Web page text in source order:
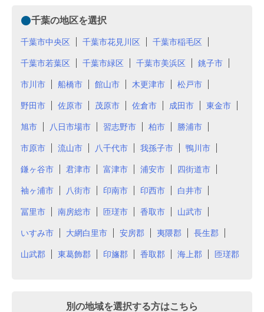
千葉の地区を選択
千葉市中央区 千葉市花見川区 千葉市稲毛区
千葉市若葉区 千葉市緑区 千葉市美浜区 銚子市
市川市 船橋市 館山市 木更津市 松戸市
野田市 佐原市 茂原市 佐倉市 成田市 東金市
旭市 八日市場市 習志野市 柏市 勝浦市
市原市 流山市 八千代市 我孫子市 鴨川市
鎌ヶ谷市 君津市 富津市 浦安市 四街道市
袖ヶ浦市 八街市 印南市 印西市 白井市
冨里市 南房総市 匝瑳市 香取市 山武市
いすみ市 大網白里市 安房郡 夷隈郡 長生郡
山武郡 東葛飾郡 印旛郡 香取郡 海上郡 匝瑳郡
別の地域を選択する方はこちら